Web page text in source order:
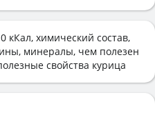
кКал, химический состав,
минералы, чем полезен
свойства курица